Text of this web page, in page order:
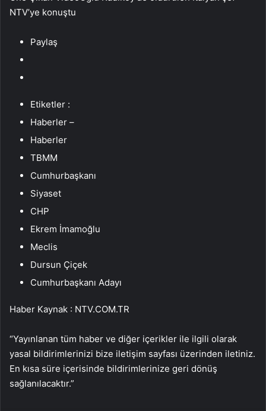
NTV’ye konuştu
Paylaş
Etiketler :
Haberler –
Haberler
TBMM
Cumhurbaşkanı
Siyaset
CHP
Ekrem İmamoğlu
Meclis
Dursun Çiçek
Cumhurbaşkanı Adayı
Haber Kaynak : NTV.COM.TR
“Yayınlanan tüm haber ve diğer içerikler ile ilgili olarak
yasal bildirimlerinizi bize iletişim sayfası üzerinden iletiniz.
En kısa süre içerisinde bildirimlerinize geri dönüş
sağlanılacaktır.”